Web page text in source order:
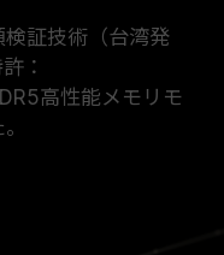
証技術（台湾発
：
高性能メモリモ